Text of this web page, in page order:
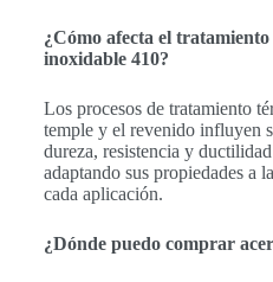
¿Cómo afecta el
inoxidable 410?
Los procesos de tratamiento
temple y el revenido influyen
dureza, resistencia y
adaptando sus propiedades a
cada aplicación.
¿Dónde puedo comprar